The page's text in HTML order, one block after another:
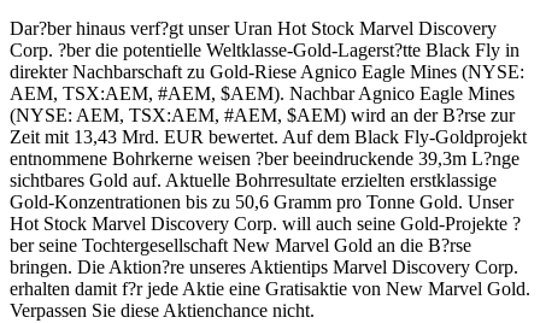
Dar?ber hinaus verf?gt unser Uran Hot Stock Marvel Discovery
Corp. ?ber die potentielle Weltklasse-Gold-Lagerst?tte Black Fly in
direkter Nachbarschaft zu Gold-Riese Agnico Eagle Mines (NYSE:
AEM, TSX:AEM, #AEM, $AEM). Nachbar Agnico Eagle Mines
(NYSE: AEM, TSX:AEM, #AEM, $AEM) wird an der B?rse zur
Zeit mit 13,43 Mrd. EUR bewertet. Auf dem Black Fly-Goldprojekt
entnommene Bohrkerne weisen ?ber beeindruckende 39,3m L?nge
sichtbares Gold auf. Aktuelle Bohrresultate erzielten erstklassige
Gold-Konzentrationen bis zu 50,6 Gramm pro Tonne Gold. Unser
Hot Stock Marvel Discovery Corp. will auch seine Gold-Projekte ?
ber seine Tochtergesellschaft New Marvel Gold an die B?rse
bringen. Die Aktion?re unseres Aktientips Marvel Discovery Corp.
erhalten damit f?r jede Aktie eine Gratisaktie von New Marvel Gold.
Verpassen Sie diese Aktienchance nicht.